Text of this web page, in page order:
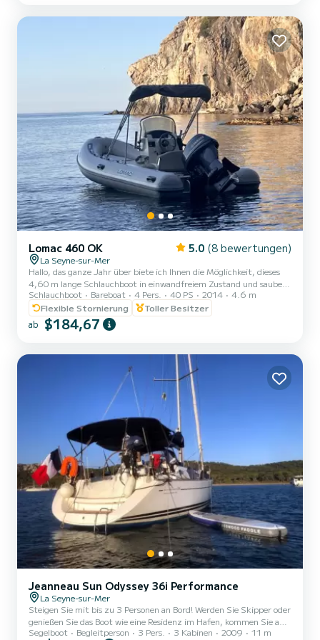
Bei Verspätung: 100 Euro für 1 Stunde, ab der 2. Stunde
berechnen wir einen zusätzlichen Tag. Bootsführerschein
Lomac 460 OK 5.0 (8 bewertungen)
La Seyne-sur-Mer
Hallo, das ganze Jahr über biete ich Ihnen die Möglichkeit, dieses
4,60 m lange Schlauchboot in einwandfreiem Zustand und sauber
im Wasser im Hafen Ihrer Wahl (idealerweise St. Mandrier oder St.
Elme) zu mieten. Bitte stellen Sie keine Vorauszahlung an, bevor
Sie mich konsultiert haben, um zu vermeiden, dass Sie reservieren,
wenn das Boot anderweitig blockiert ist. Es ist mit einem
Außenbordmotor vom Typ 40 PS aus dem Jahr 2014
Schlauchboot Bareboat 4 Pers. 40 PS 2014
4.6 m
Flexible Stornierung
Toller Besitzer
ab $184,67
Jeanneau Sun Odyssey 36i Performance
La Seyne-sur-Mer
Steigen Sie mit bis zu 3 Personen an Bord! Werden Sie Skipper oder
genießen Sie das Boot wie eine Residenz im Hafen, kommen Sie an
Bord mit uns, um die Goldenen Inseln, Ankerplätze und die
Segelboot Begleitperson 3 Pers. 3 Kabinen 2009 11 m